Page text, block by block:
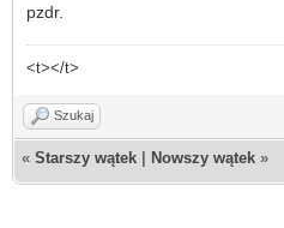
pzdr.
<t></t>
Szukaj
« Starszy wątek Nowszy wątek »